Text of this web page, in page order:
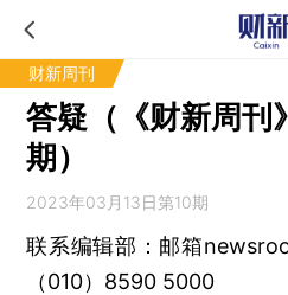
财新周刊
答疑（《财新周
期）
2023年03月13日第10期
联系编辑部：邮箱
（010）8590 5000